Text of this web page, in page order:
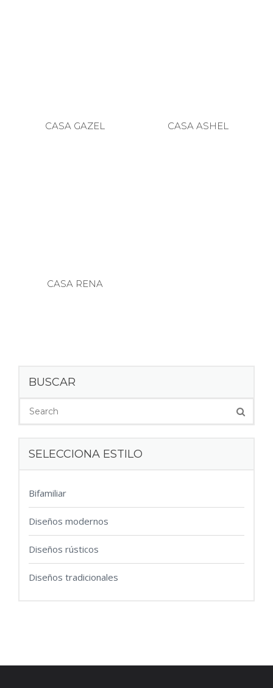
CASA GAZEL CASA ASHEL
CASA RENA
BUSCAR
SELECCIONA ESTILO
Bifamiliar
Diseños modernos
Diseños rústicos
Diseños tradicionales